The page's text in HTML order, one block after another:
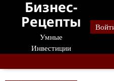
Перейти
содержанию
Бизнес-
Рецепты
Умные
Инвестиции